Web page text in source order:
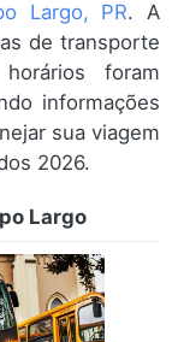
Largo, PR. A
de transporte
foram
informações
sua viagem
2026.
Largo